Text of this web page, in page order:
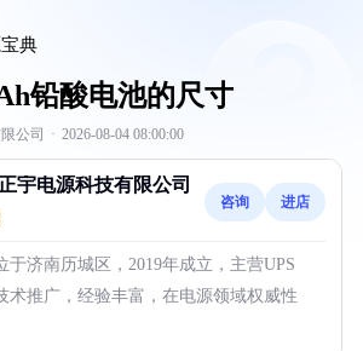
典
铅酸电池的尺寸
公司 · 2026-08-04 08:00:00
宇电源科技有限公司
咨询 进店
于济南历城区，2019年成立，主营UPS
术推广，经验丰富，在电源领域权威性